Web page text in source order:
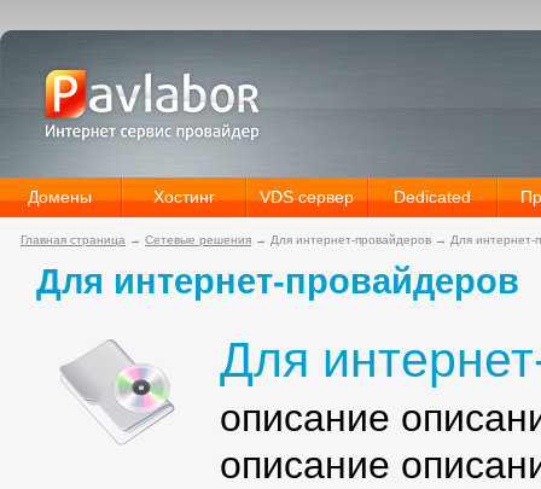
Домены Хостинг VDS сервер Dedicated
Главная страница → Сетевые решения → Для интернет-провайдеров → Для интернет-
Для интернет-провайдеров
Для
описание
описание